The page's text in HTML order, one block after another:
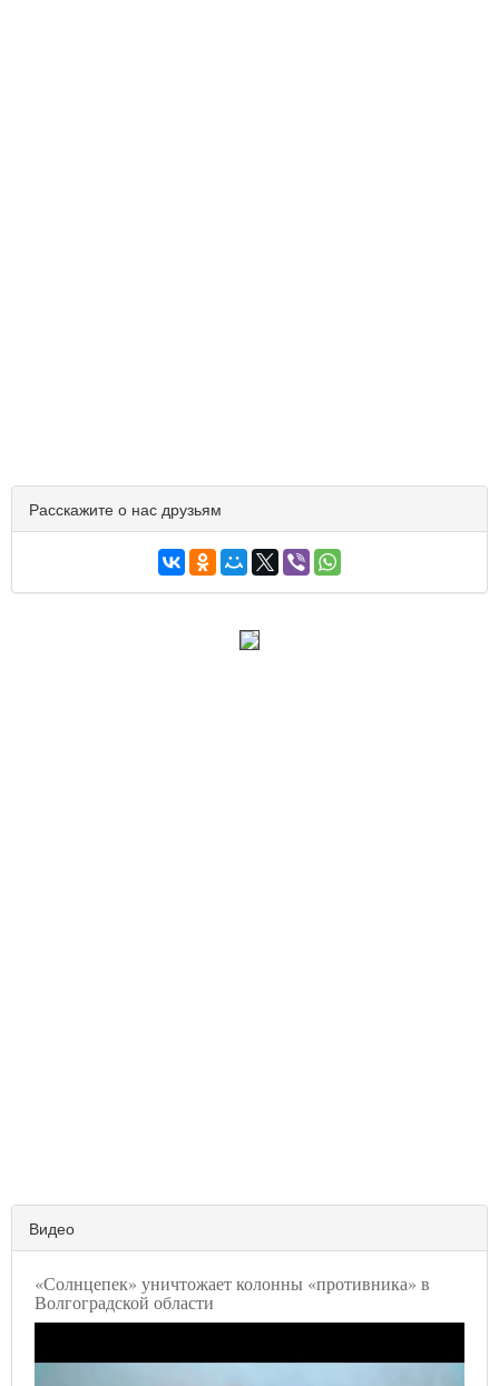
Расскажите о нас друзьям
Видео
«Солнцепек» уничтожает колонны «противника» в
Волгоградской области